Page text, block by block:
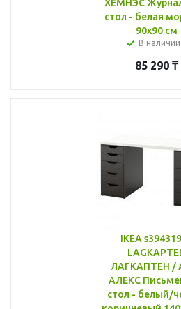
ХЕМНЭС
стол - белая
90x90 см
В наличии
85 290₸
IKEA
ЛАГКАПТЕН /
АЛЕКС
стол - белый/